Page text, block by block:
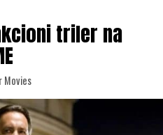
triler na
Movies